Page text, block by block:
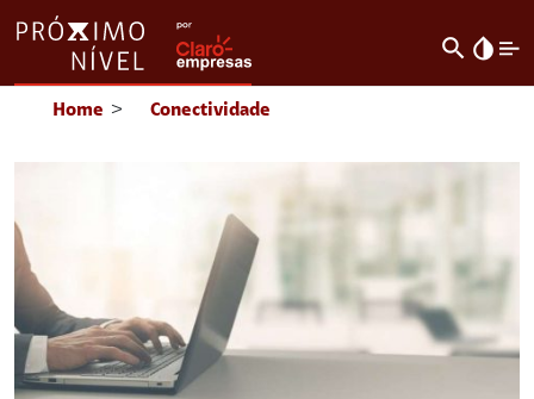
search invert_colors
Home > Conectividade